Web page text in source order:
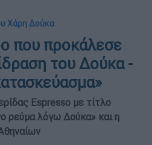
Χάρη Δούκα
που προκάλεσε
του Δούκα -
Espresso με τίτλο
ρεύμα λόγω Δούκα» και η